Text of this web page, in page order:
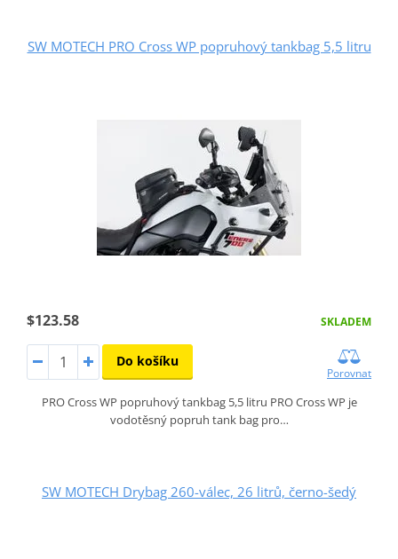
SW MOTECH PRO Cross WP popruhový tankbag 5,5 litru
$123.58 SKLADEM
Do košíku
Porovnat
PRO Cross WP popruhový tankbag 5,5 litru PRO Cross WP je
vodotěsný popruh tank bag pro…
SW MOTECH Drybag 260-válec, 26 litrů, černo-šedý